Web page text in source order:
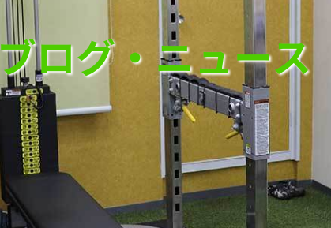
ブログ・ニュース